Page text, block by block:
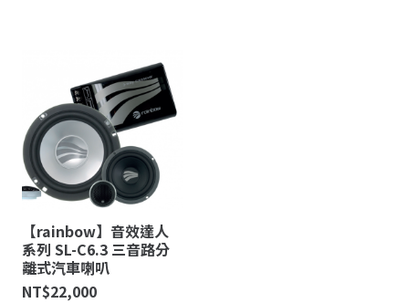
【rainbow】音效達人
系列 SL-C6.3 三音路分
離式汽車喇叭
NT$22,000